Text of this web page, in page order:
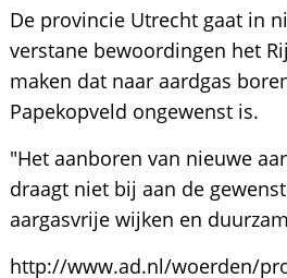
De provincie Utrecht gaat in
verstane bewoordingen het
maken dat naar aardgas
Papekopveld ongewenst is.
"Het aanboren van nieuwe
draagt niet bij aan de
aargasvrije wijken en
http://www.ad.nl/woerden/